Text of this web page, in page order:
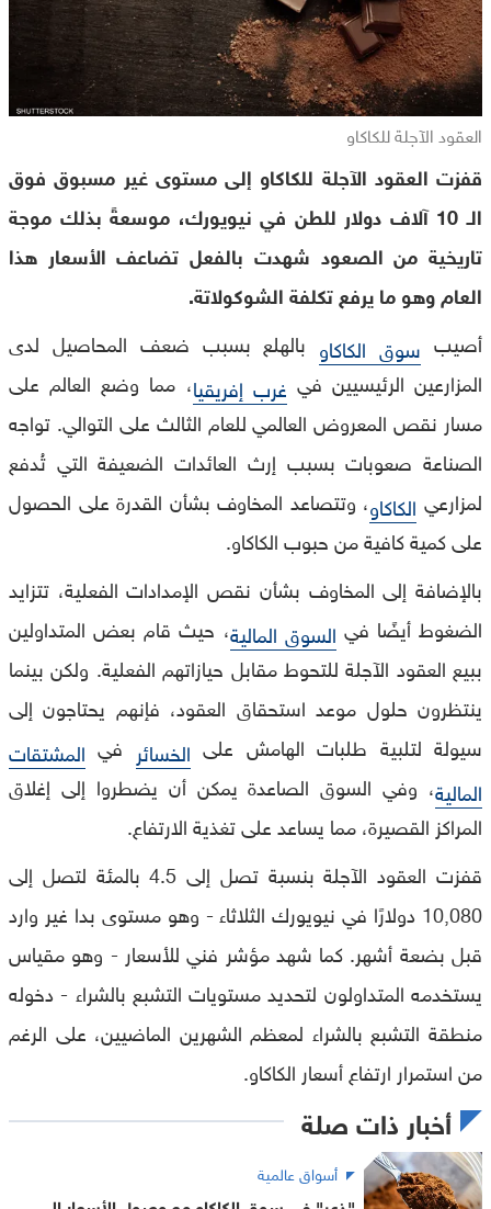
العقود الآجلة للكاكاو
قفزت العقود الآجلة للكاكاو إلى مستوى غير مسبوق فوق
الـ 10 آلاف دولار للطن في نيويورك، موسعةً بذلك موجة
تاريخية من الصعود شهدت بالفعل تضاعف الأسعار هذا
العام وهو ما يرفع تكلفة الشوكولاتة.
أصيب سوق الكاكاو بالهلع بسبب ضعف المحاصيل لدى
المزارعين الرئيسيين في غرب إفريقيا، مما وضع العالم على
مسار نقص المعروض العالمي للعام الثالث على التوالي. تواجه
الصناعة صعوبات بسبب إرث العائدات الضعيفة التي تُدفع
لمزارعي الكاكاو، وتتصاعد المخاوف بشأن القدرة على الحصول
على كمية كافية من حبوب الكاكاو.
بالإضافة إلى المخاوف بشأن نقص الإمدادات الفعلية، تتزايد
الضغوط أيضًا في السوق المالية، حيث قام بعض المتداولين
ببيع العقود الآجلة للتحوط مقابل حيازاتهم الفعلية. ولكن بينما
ينتظرون حلول موعد استحقاق العقود، فإنهم يحتاجون إلى
سيولة لتلبية طلبات الهامش على الخسائر في المشتقات
المالية، وفي السوق الصاعدة يمكن أن يضطروا إلى إغلاق
المراكز القصيرة، مما يساعد على تغذية الارتفاع.
قفزت العقود الآجلة بنسبة تصل إلى 4.5 بالمئة لتصل إلى
10,080 دولارًا في نيويورك الثلاثاء - وهو مستوى بدا غير وارد
قبل بضعة أشهر. كما شهد مؤشر فني للأسعار - وهو مقياس
يستخدمه المتداولون لتحديد مستويات التشبع بالشراء - دخوله
منطقة التشبع بالشراء لمعظم الشهرين الماضيين، على الرغم
من استمرار ارتفاع أسعار الكاكاو.
أخبار ذات صلة
أسواق عالمية